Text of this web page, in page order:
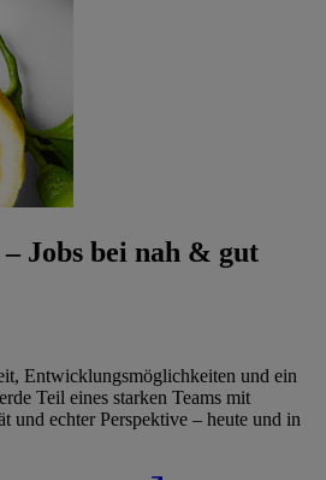
Jobs bei nah & gut
Entwicklungsmöglichkeiten und ein
Teil eines starken Teams mit
und echter Perspektive – heute und in